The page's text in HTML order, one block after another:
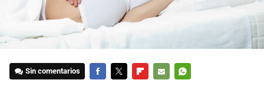
Sin comentarios